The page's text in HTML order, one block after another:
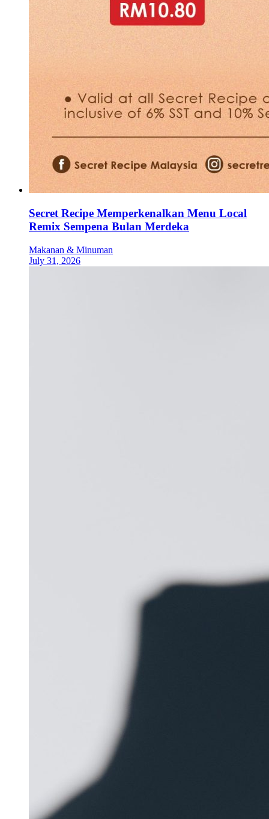
Secret Recipe Memperkenalkan Menu Local
Remix Sempena Bulan Merdeka
Makanan & Minuman
July 31, 2026